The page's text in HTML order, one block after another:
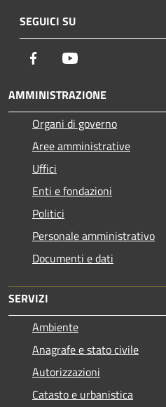
SEGUICI SU
Facebook
AMMINISTRAZIONE
Organi di governo
Aree amministrative
Uffici
Enti e fondazioni
Politici
Personale amministrativo
Documenti e dati
SERVIZI
Ambiente
Anagrafe e stato civile
Autorizzazioni
Catasto e urbanistica